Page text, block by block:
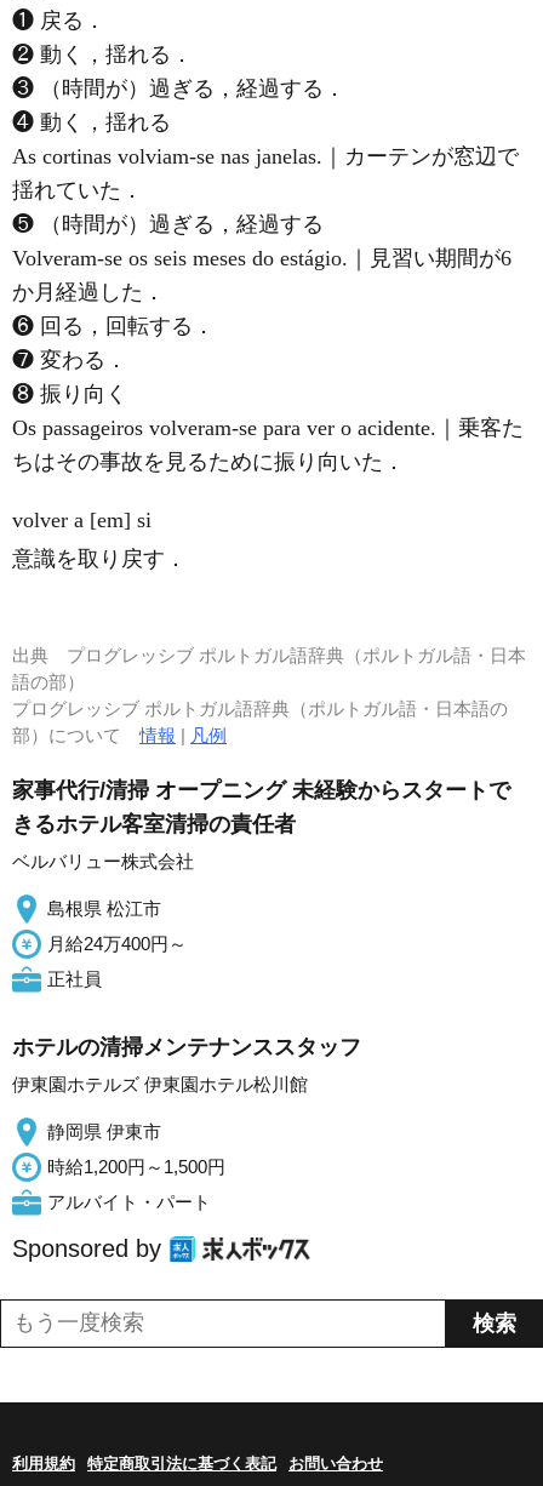
❶ 戻る．
❷ 動く，揺れる．
❸ （時間が）過ぎる，経過する．
❹ 動く，揺れる
As cortinas volviam-se nas janelas.｜カーテンが窓辺で
揺れていた．
❺ （時間が）過ぎる，経過する
Volveram-se os seis meses do estágio.｜見習い期間が6
か月経過した．
❻ 回る，回転する．
❼ 変わる．
❽ 振り向く
Os passageiros volveram-se para ver o acidente.｜乗客た
ちはその事故を見るために振り向いた．
volver a [em] si
意識を取り戻す．
出典 プログレッシブ ポルトガル語辞典（ポルトガル語・日本
語の部）
プログレッシブ ポルトガル語辞典（ポルトガル語・日本語の
部）について情報 | 凡例
家事代行/清掃 オープニング 未経験からスタートで
きるホテル客室清掃の責任者
ベルバリュー株式会社
島根県 松江市
月給24万400円～
正社員
ホテルの清掃メンテナンススタッフ
伊東園ホテルズ 伊東園ホテル松川館
静岡県 伊東市
時給1,200円～1,500円
アルバイト・パート
Sponsored by
利用規約 特定商取引法に基づく表記 お問い合わせ